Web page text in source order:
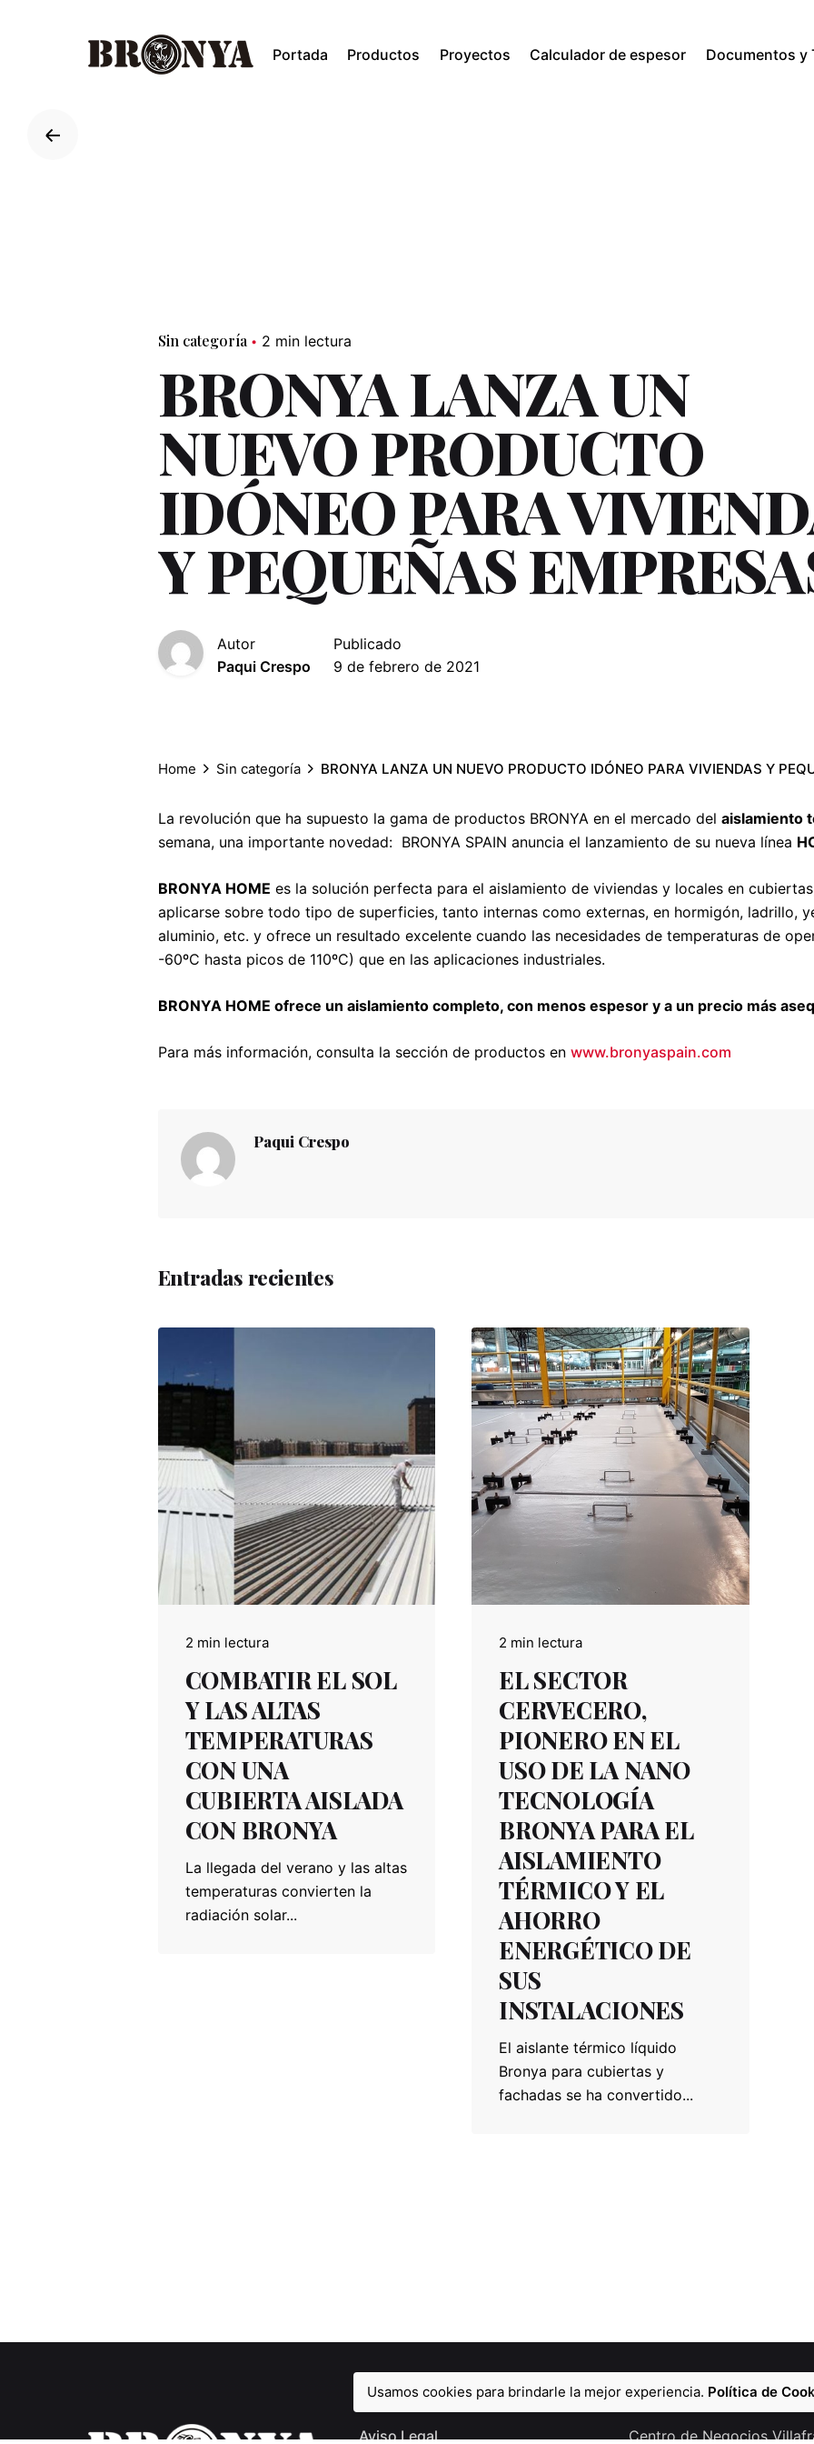
Portada Productos Proyectos Calculador de espesor Documentos y
Sin categoría 2 min lectura
BRONYA LANZA UN
NUEVO PRODUCTO
IDÓNEO PARA
Y PEQUEÑAS
Autor
Paqui Crespo
Publicado
9 de febrero de 2021
Home Sin categoría BRONYA LANZA UN NUEVO PRODUCTO IDÓNEO PARA VIVIENDAS Y
La revolución que ha supuesto la gama de productos BRONYA en el mercado del aislamiento
semana, una importante novedad: BRONYA SPAIN anuncia el lanzamiento de su nueva línea
BRONYA HOME es la solución perfecta para el aislamiento de viviendas y locales en
aplicarse sobre todo tipo de superficies, tanto internas como externas, en hormigón, ladrillo,
aluminio, etc. y ofrece un resultado excelente cuando las necesidades de temperaturas de
-60ºC hasta picos de 110ºC) que en las aplicaciones industriales.
BRONYA HOME ofrece un aislamiento completo, con menos espesor y a un precio más
Para más información, consulta la sección de productos en www.bronyaspain.com
Paqui Crespo
Entradas recientes
2 min lectura
COMBATIR EL SOL
Y LAS ALTAS
TEMPERATURAS
CON UNA
CUBIERTA AISLADA
CON BRONYA
La llegada del verano y las altas
temperaturas convierten la
radiación solar...
2 min lectura
EL SECTOR
CERVECERO,
PIONERO EN EL
USO DE LA NANO
TECNOLOGÍA
BRONYA PARA EL
AISLAMIENTO
TÉRMICO Y EL
AHORRO
ENERGÉTICO DE
SUS
INSTALACIONES
El aislante térmico líquido
Bronya para cubiertas y
fachadas se ha convertido...
Aviso Legal Centro de Negocios
Usamos cookies para brindarle la mejor experiencia. Política de